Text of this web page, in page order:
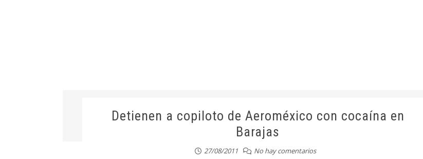
Detienen a copiloto de Aeroméxico con cocaína en
Barajas
27/08/2011 No hay comentarios